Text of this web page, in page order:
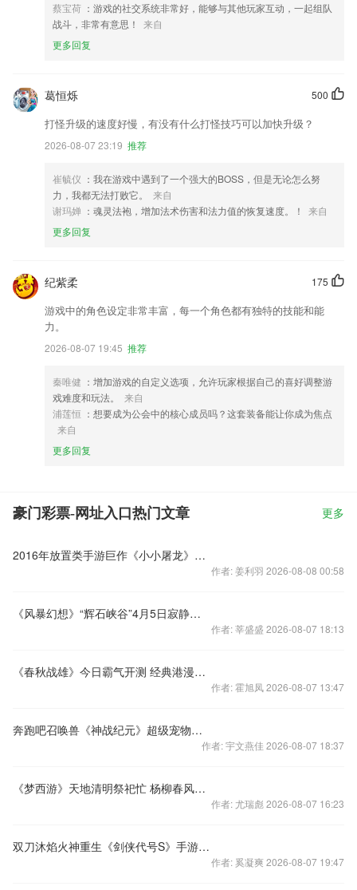
蔡宝荷 ：游戏的社交系统非常好，能够与其他玩家互动，一起组队
战斗，非常有意思！
来自
更多回复
500
葛恒烁
打怪升级的速度好慢，有没有什么打怪技巧可以加快升级？
2026-08-07 23:19 推荐
崔毓仪 ：我在游戏中遇到了一个强大的BOSS，但是无论怎么努
力，我都无法打败它。
来自
谢玛婵 ：魂灵法袍，增加法术伤害和法力值的恢复速度。！
来自
更多回复
175
纪紫柔
游戏中的角色设定非常丰富，每一个角色都有独特的技能和能
力。
2026-08-07 19:45 推荐
秦唯健 ：增加游戏的自定义选项，允许玩家根据自己的喜好调整游
戏难度和玩法。
来自
浦莲恒 ：想要成为公会中的核心成员吗？这套装备能让你成为焦点
来自
更多回复
豪门彩票-网址入口热门文章 更多
2016年放置类手游巨作《小小屠龙》全渠道强势首发
作者: 姜利羽 2026-08-08 00:58
《风暴幻想》“辉石峡谷”4月5日寂静开启
作者: 莘盛盛 2026-08-07 18:13
《春秋战雄》今日霸气开测 经典港漫再续传奇
作者: 霍旭凤 2026-08-07 13:47
奔跑吧召唤兽《神战纪元》超级宠物首秀
作者: 宇文燕佳 2026-08-07 18:37
《梦西游》天地清明祭祀忙 杨柳春风醉芳菲
作者: 尤瑞彪 2026-08-07 16:23
双刀沐焰火神重生《剑侠代号S》手游天忍势力揭晓
作者: 奚凝爽 2026-08-07 19:47